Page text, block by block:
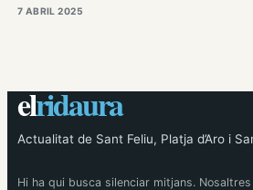
7 ABRIL 2025
elridaura
Actualitat de Sant Feliu, Platja d’Aro i
Hi ha qui busca silenciar mitjans.